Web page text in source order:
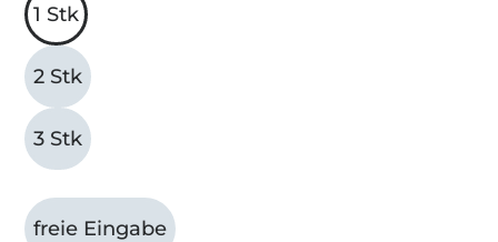
1 Stk
2 Stk
3 Stk
freie Eingabe